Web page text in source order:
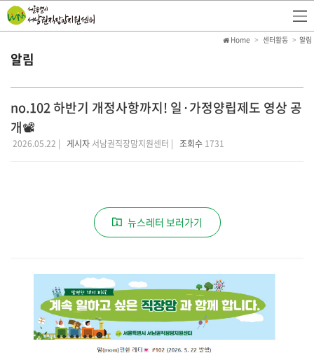
알림
Home 센터활동 알림
no.102 하반기 개정사항까지! 일·가정양립제도 영상 공
개📽️
2026.05.22 | 게시자 서남권직장맘지원센터 | 조회수 1731
뉴스레터 보러가기